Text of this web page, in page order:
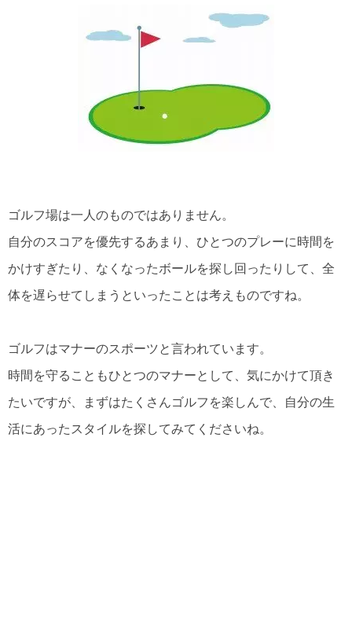
ゴルフ場は一人のものではありません。
自分のスコアを優先するあまり、ひとつのプレーに時間を
かけすぎたり、なくなったボールを探し回ったりして、全
体を遅らせてしまうといったことは考えものですね。
ゴルフはマナーのスポーツと言われています。
時間を守ることもひとつのマナーとして、気にかけて頂き
たいですが、まずはたくさんゴルフを楽しんで、自分の生
活にあったスタイルを探してみてくださいね。